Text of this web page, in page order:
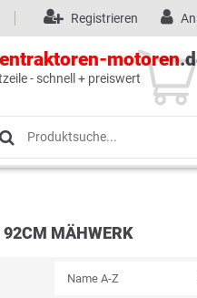
Registrieren
motoren
- schnell + preiswert
MÄHWERK